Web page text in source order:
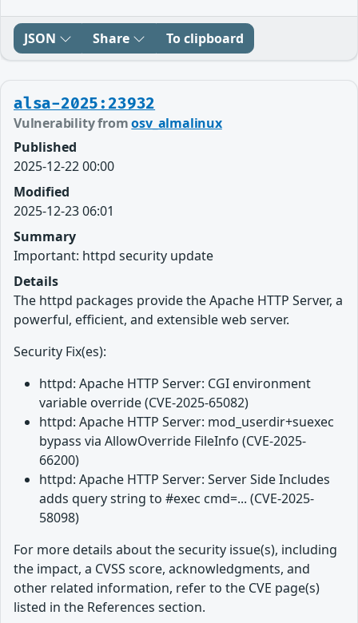
JSON Share To clipboard
alsa-2025:23932
Vulnerability fromosv_almalinux
Published
2025-12-22 00:00
Modified
2025-12-23 06:01
Summary
Important: httpd security update
Details
The httpd packages provide the Apache HTTP Server, a
powerful, efficient, and extensible web server.
Security Fix(es):
httpd: Apache HTTP Server: CGI environment
variable override (CVE-2025-65082)
httpd: Apache HTTP Server: mod_userdir+suexec
bypass via AllowOverride FileInfo (CVE-2025-
66200)
httpd: Apache HTTP Server: Server Side Includes
adds query string to #exec cmd=... (CVE-2025-
58098)
For more details about the security issue(s), including
the impact, a CVSS score, acknowledgments, and
other related information, refer to the CVE page(s)
listed in the References section.